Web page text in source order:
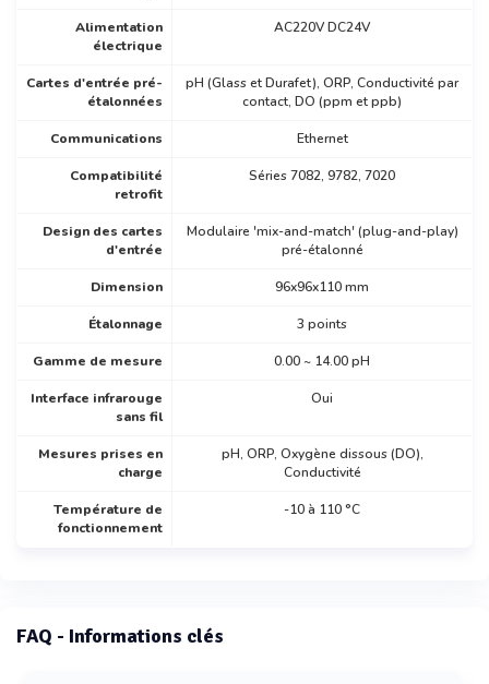
Alimentation
électrique
AC220V DC24V
Cartes d'entrée pré-
étalonnées
pH (Glass et Durafet), ORP, Conductivité par
contact, DO (ppm et ppb)
Communications Ethernet
Compatibilité
retrofit
Séries 7082, 9782, 7020
Design des cartes
d'entrée
Modulaire 'mix-and-match' (plug-and-play)
pré-étalonné
Dimension 96x96x110 mm
Étalonnage 3 points
Gamme de mesure 0.00 ~ 14.00 pH
Interface infrarouge
sans fil
Oui
Mesures prises en
charge
pH, ORP, Oxygène dissous (DO),
Conductivité
Température de
fonctionnement
-10 à 110 °C
FAQ - Informations clés